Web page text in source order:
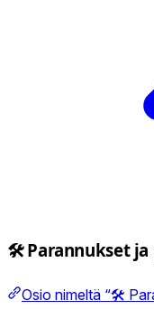
🛠️ Parannukset
Osio nimeltä “🛠️